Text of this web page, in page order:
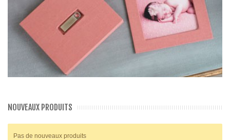
NOUVEAUX PRODUITS
Pas de nouveaux produits